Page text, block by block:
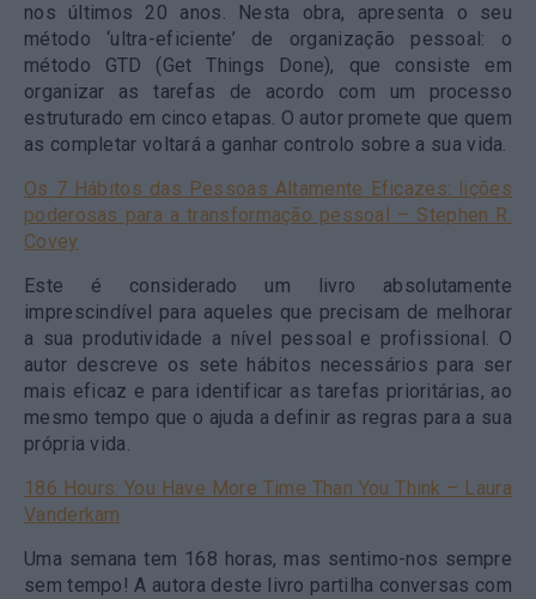
nos últimos 20 anos. Nesta obra, apresenta o seu
método ‘ultra-eficiente’ de organização pessoal: o
método GTD (Get Things Done), que consiste em
organizar as tarefas de acordo com um processo
estruturado em cinco etapas. O autor promete que quem
as completar voltará a ganhar controlo sobre a sua vida.
Os 7 Hábitos das Pessoas Altamente Eficazes: lições
poderosas para a transformação pessoal – Stephen R.
Covey
Este é considerado um livro absolutamente
imprescindível para aqueles que precisam de melhorar
a sua produtividade a nível pessoal e profissional. O
autor descreve os sete hábitos necessários para ser
mais eficaz e para identificar as tarefas prioritárias, ao
mesmo tempo que o ajuda a definir as regras para a sua
própria vida.
186 Hours: You Have More Time Than You Think – Laura
Vanderkam
Uma semana tem 168 horas, mas sentimo-nos sempre
sem tempo! A autora deste livro partilha conversas com